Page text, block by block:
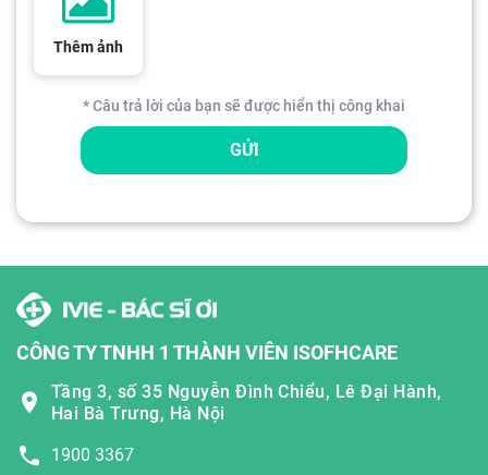
Thêm ảnh
* Câu trả lời của bạn sẽ được hiển thị công khai
GỬI
CÔNG TY TNHH 1 THÀNH VIÊN ISOFHCARE
Tầng 3, số 35 Nguyễn Đình Chiểu, Lê Đại Hành,
Hai Bà Trưng, Hà Nội
1900 3367